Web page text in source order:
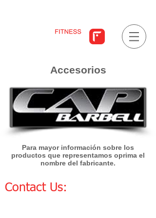
Accesorios
Para mayor información sobre los
productos que representamos oprima el
nombre del fabricante.
Contact Us: